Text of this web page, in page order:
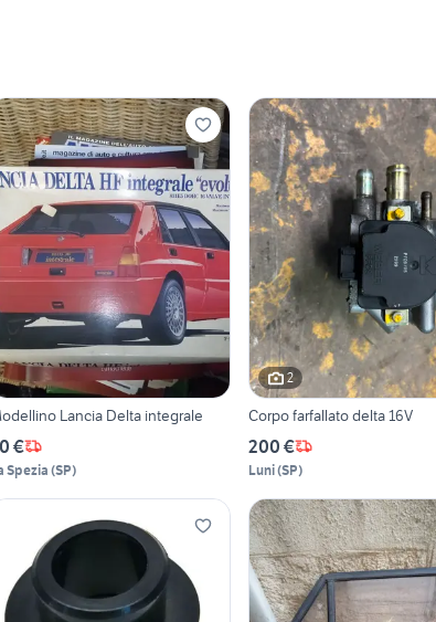
Lancia Delta integrale
€
Spezia (SP)
2
Corpo farfallato delta 16V
200 €
Luni(SP)